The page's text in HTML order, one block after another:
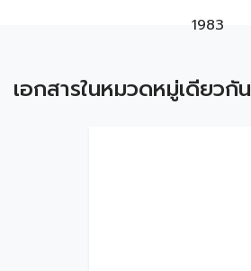
1983
เอกสารในหมวดหมู่เดียวกัน